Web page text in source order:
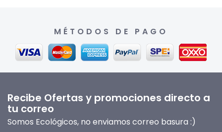
MÉTODOS DE PAGO
Recibe Ofertas y promociones directo a
tu correo
Somos Ecológicos, no enviamos correo basura :)